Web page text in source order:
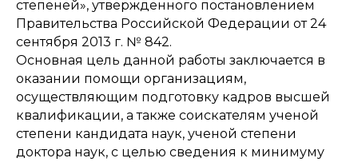
степеней», утвержденного постановлением
Правительства Российской Федерации от 24
сентября 2013 г. № 842.
Основная цель данной работы заключается в
оказании помощи организациям,
осуществляющим подготовку кадров высшей
квалификации, а также соискателям ученой
степени кандидата наук, ученой степени
доктора наук, с целью сведения к минимуму